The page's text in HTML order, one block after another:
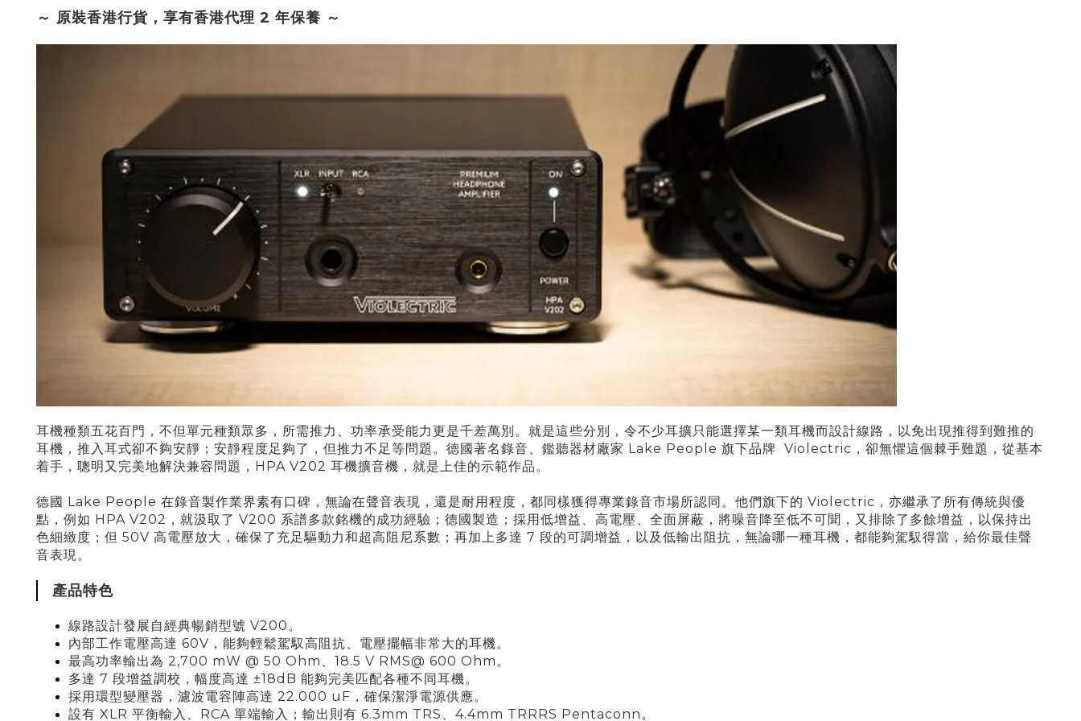
～ 原裝香港行貨，享有香港代理 2 年保養 ～
耳機種類五花百門，不但單元種類眾多，所需推力、功率承受能力更是千差萬別。就是這些分別，令不少耳擴只能選擇某一類耳機而設計線路，以免出現推得到難推的
耳機，推入耳式卻不夠安靜；安靜程度足夠了，但推力不足等問題。德國著名錄音、鑑聽器材廠家 Lake People 旗下品牌 Violectric，卻無懼這個棘手難題，從基本
着手，聰明又完美地解決兼容問題，HPA V202 耳機擴音機，就是上佳的示範作品。
德國 Lake People 在錄音製作業界素有口碑，無論在聲音表現，還是耐用程度，都同樣獲得專業錄音市場所認同。他們旗下的 Violectric，亦繼承了所有傳統與優
點，例如 HPA V202，就汲取了 V200 系譜多款銘機的成功經驗；德國製造；採用低增益、高電壓、全面屏蔽，將噪音降至低不可聞，又排除了多餘增益，以保持出
色細緻度；但 50V 高電壓放大，確保了充足驅動力和超高阻尼系數；再加上多達 7 段的可調增益，以及低輸出阻抗，無論哪一種耳機，都能夠駕馭得當，給你最佳聲
音表現。
產品特色
線路設計發展自經典暢銷型號 V200。
內部工作電壓高達 60V，能夠輕鬆駕馭高阻抗、電壓擺幅非常大的耳機。
最高功率輸出為 2,700 mW @ 50 Ohm、18.5 V RMS@ 600 Ohm。
多達 7 段增益調校，幅度高達 ±18dB 能夠完美匹配各種不同耳機。
採用環型變壓器，濾波電容陣高達 22.000 uF，確保潔淨電源供應。
設有 XLR 平衡輸入、RCA 單端輸入；輸出則有 6.3mm TRS、4.4mm TRRRS Pentaconn。